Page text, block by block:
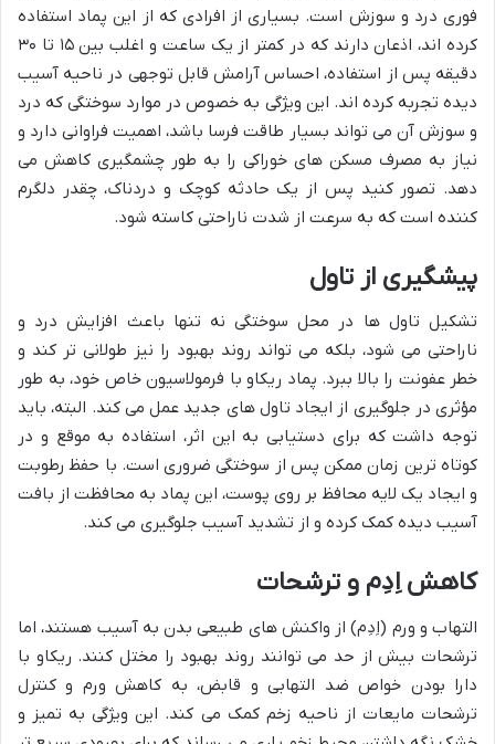
فوری درد و سوزش است. بسیاری از افرادی که از این پماد استفاده
کرده اند، اذعان دارند که در کمتر از یک ساعت و اغلب بین ۱۵ تا ۳۰
دقیقه پس از استفاده، احساس آرامش قابل توجهی در ناحیه آسیب
دیده تجربه کرده اند. این ویژگی به خصوص در موارد سوختگی که درد
و سوزش آن می تواند بسیار طاقت فرسا باشد، اهمیت فراوانی دارد و
نیاز به مصرف مسکن های خوراکی را به طور چشمگیری کاهش می
دهد. تصور کنید پس از یک حادثه کوچک و دردناک، چقدر دلگرم
کننده است که به سرعت از شدت ناراحتی کاسته شود.
پیشگیری از تاول
تشکیل تاول ها در محل سوختگی نه تنها باعث افزایش درد و
ناراحتی می شود، بلکه می تواند روند بهبود را نیز طولانی تر کند و
خطر عفونت را بالا ببرد. پماد ریکاو با فرمولاسیون خاص خود، به طور
مؤثری در جلوگیری از ایجاد تاول های جدید عمل می کند. البته، باید
توجه داشت که برای دستیابی به این اثر، استفاده به موقع و در
کوتاه ترین زمان ممکن پس از سوختگی ضروری است. با حفظ رطوبت
و ایجاد یک لایه محافظ بر روی پوست، این پماد به محافظت از بافت
آسیب دیده کمک کرده و از تشدید آسیب جلوگیری می کند.
کاهش اِدِم و ترشحات
التهاب و ورم (اِدِم) از واکنش های طبیعی بدن به آسیب هستند، اما
ترشحات بیش از حد می توانند روند بهبود را مختل کنند. ریکاو با
دارا بودن خواص ضد التهابی و قابض، به کاهش ورم و کنترل
ترشحات مایعات از ناحیه زخم کمک می کند. این ویژگی به تمیز و